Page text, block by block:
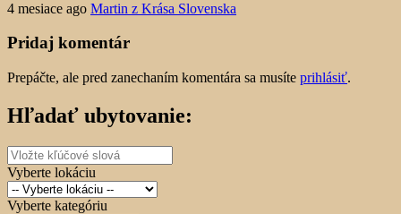
4 mesiace ago Martin z Krása Slovenska
Pridaj komentár
Prepáčte, ale pred zanechaním komentára sa musíte prihlásiť.
Hľadať ubytovanie:
Vyberte lokáciu
Vyberte kategóriu